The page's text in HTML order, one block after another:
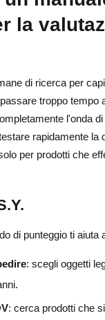
la
di ricerca per
troppo tempo
l'onda
rapidamente la
per prodotti che
di punteggio ti aiuta
: scegli oggetti
: cerca prodotti che